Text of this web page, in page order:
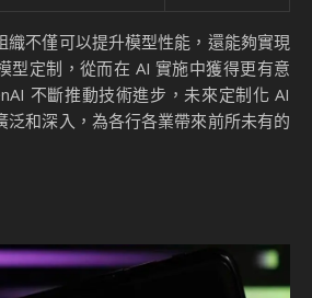
織不僅可以提升模型性能，還能夠實現
型定制，從而在 AI 實施中獲得更有意
不斷推動技術進步，未來定制化 AI
泛和深入，為各行各業帶來前所未有的